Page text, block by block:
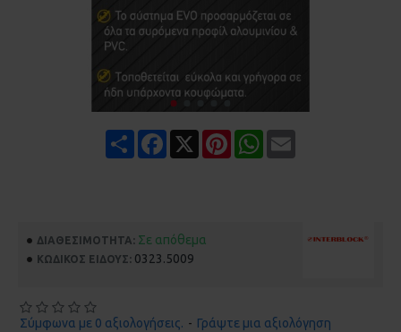
Share Facebook PinterestWhatsApp
ΔΙΑΘΕΣΙΜΌΤΗΤΑ: Σε απόθεμα
ΚΩΔΙΚΌΣ ΕΊΔΟΥΣ: 0323.5009
Σύμφωνα με 0 αξιολογήσεις. - Γράψτε μια αξιολόγηση